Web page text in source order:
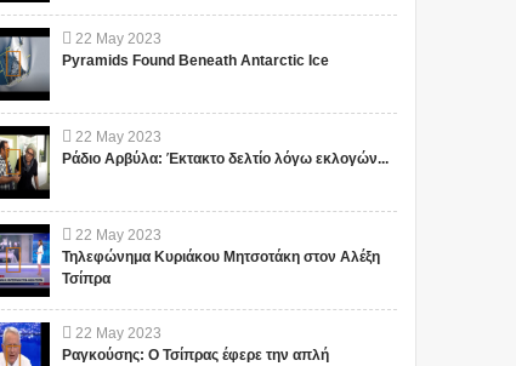
22 May 2023
Pyramids Found Beneath Antarctic Ice
22 May 2023
Ράδιο Αρβύλα: Έκτακτο δελτίο λόγω εκλογών...
22 May 2023
Τηλεφώνημα Κυριάκου Μητσοτάκη στον Αλέξη
Τσίπρα
22 May 2023
Ραγκούσης: Ο Τσίπρας έφερε την απλή